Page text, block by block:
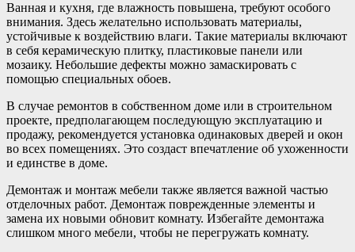
Ванная и кухня, где влажность повышена, требуют особого
внимания. Здесь желательно использовать материалы,
устойчивые к воздействию влаги. Такие материалы включают
в себя керамическую плитку, пластиковые панели или
мозаику. Небольшие дефекты можно замаскировать с
помощью специальных обоев.
В случае ремонтов в собственном доме или в строительном
проекте, предполагающем последующую эксплуатацию и
продажу, рекомендуется установка одинаковых дверей и окон
во всех помещениях. Это создаст впечатление об ухоженности
и единстве в доме.
Демонтаж и монтаж мебели также является важной частью
отделочных работ. Демонтаж поврежденные элементы и
замена их новыми обновит комнату. Избегайте демонтажа
слишком много мебели, чтобы не перегружать комнату.